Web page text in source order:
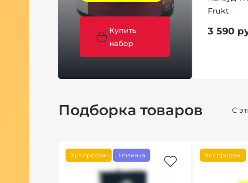
Купить
набор
Frukt
3 590
Подборка товаров С
Хит продаж Новинка Хит продаж